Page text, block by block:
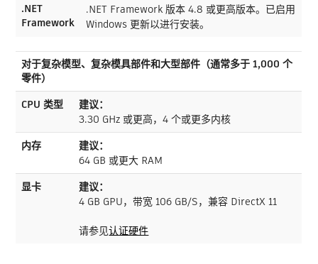
.NET
Framework
.NET Framework 版本 4.8 或更高版本。已启用
Windows 更新以进行安装。
对于复杂模型、复杂模具部件和大型部件（通常多于 1,000 个
零件）
CPU 类型
建议：
3.30 GHz 或更高，4 个或更多内核
内存
建议：
64 GB 或更大 RAM
显卡
建议：
4 GB GPU，带宽 106 GB/S，兼容 DirectX 11
请参见认证硬件